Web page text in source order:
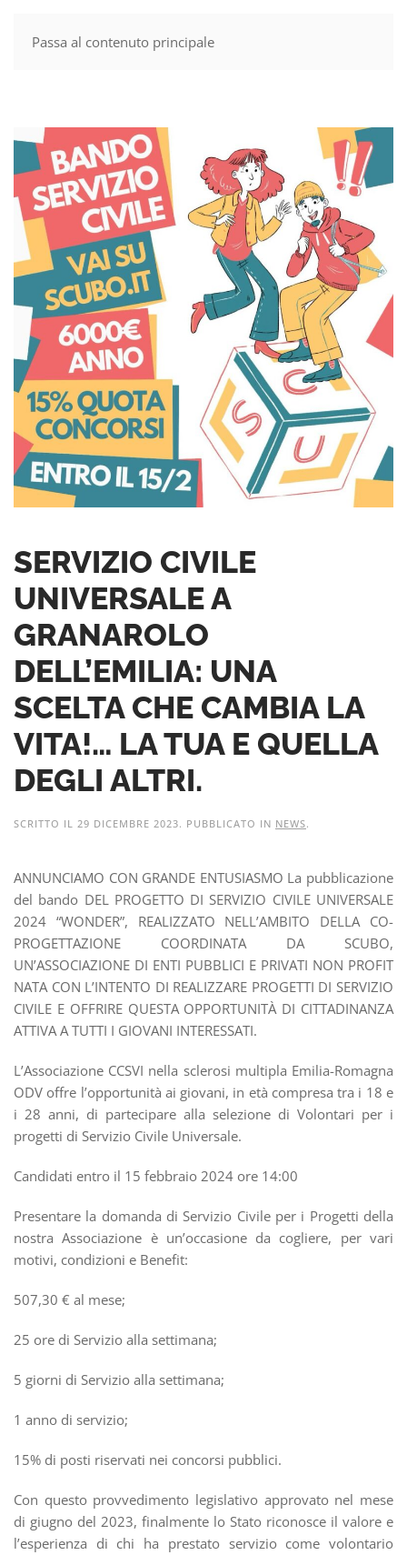
Passa al contenuto principale
MENU
SERVIZIO CIVILE
UNIVERSALE A
GRANAROLO
DELL’EMILIA: UNA
SCELTA CHE CAMBIA LA
VITA!… LA TUA E QUELLA
DEGLI ALTRI.
SCRITTO IL 29 DICEMBRE 2023. PUBBLICATO IN NEWS.
ANNUNCIAMO CON GRANDE ENTUSIASMO La pubblicazione
del bando DEL PROGETTO DI SERVIZIO CIVILE UNIVERSALE
2024 “WONDER”, REALIZZATO NELL’AMBITO DELLA CO-
PROGETTAZIONE COORDINATA DA SCUBO,
UN’ASSOCIAZIONE DI ENTI PUBBLICI E PRIVATI NON PROFIT
NATA CON L’INTENTO DI REALIZZARE PROGETTI DI SERVIZIO
CIVILE E OFFRIRE QUESTA OPPORTUNITÀ DI CITTADINANZA
ATTIVA A TUTTI I GIOVANI INTERESSATI.
L’Associazione CCSVI nella sclerosi multipla Emilia-Romagna
ODV offre l’opportunità ai giovani, in età compresa tra i 18 e
i 28 anni, di partecipare alla selezione di Volontari per i
progetti di Servizio Civile Universale.
Candidati entro il 15 febbraio 2024 ore 14:00
Presentare la domanda di Servizio Civile per i Progetti della
nostra Associazione è un’occasione da cogliere, per vari
motivi, condizioni e Benefit:
507,30 € al mese;
25 ore di Servizio alla settimana;
5 giorni di Servizio alla settimana;
1 anno di servizio;
15% di posti riservati nei concorsi pubblici.
Con questo provvedimento legislativo approvato nel mese
di giugno del 2023, finalmente lo Stato riconosce il valore e
l’esperienza di chi ha prestato servizio come volontario